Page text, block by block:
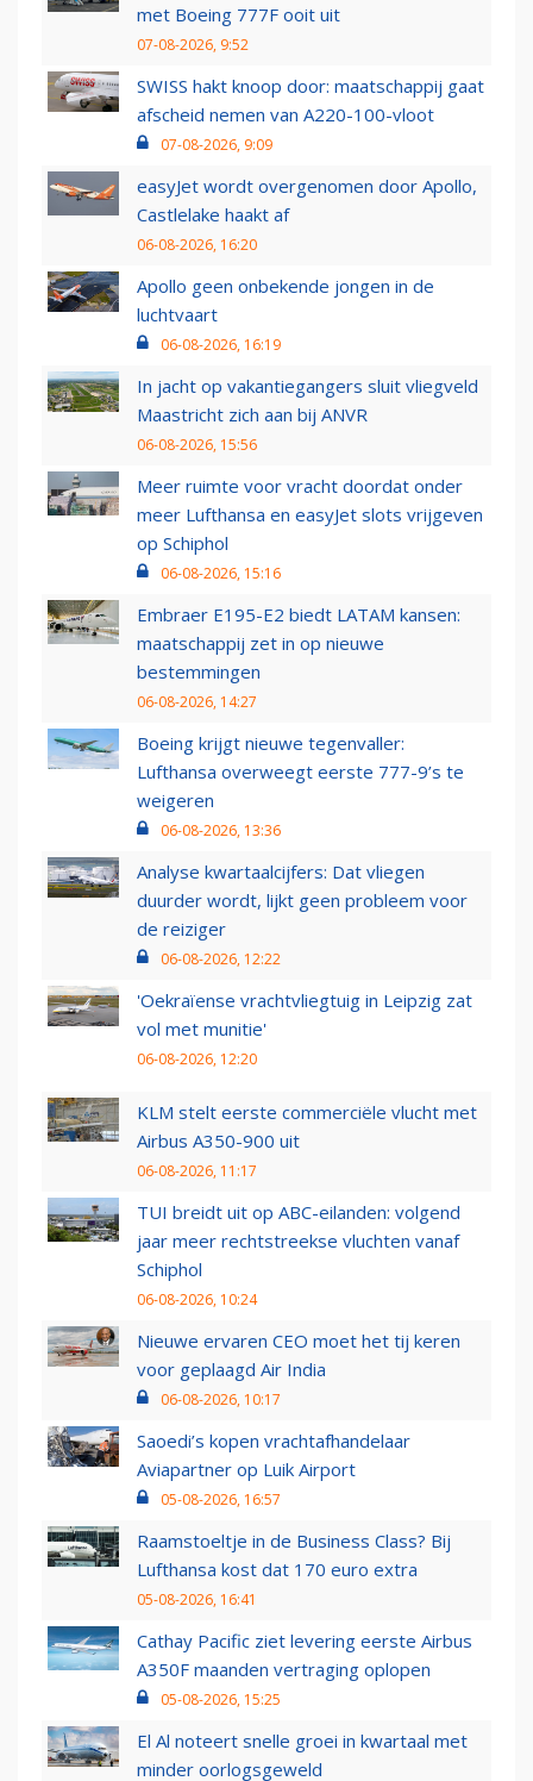
met Boeing 777F ooit uit
07-08-2026, 9:52
SWISS hakt knoop door: maatschappij gaat
afscheid nemen van A220-100-vloot
07-08-2026, 9:09
easyJet wordt overgenomen door Apollo,
Castlelake haakt af
06-08-2026, 16:20
Apollo geen onbekende jongen in de
luchtvaart
06-08-2026, 16:19
In jacht op vakantiegangers sluit vliegveld
Maastricht zich aan bij ANVR
06-08-2026, 15:56
Meer ruimte voor vracht doordat onder
meer Lufthansa en easyJet slots vrijgeven
op Schiphol
06-08-2026, 15:16
Embraer E195-E2 biedt LATAM kansen:
maatschappij zet in op nieuwe
bestemmingen
06-08-2026, 14:27
Boeing krijgt nieuwe tegenvaller:
Lufthansa overweegt eerste 777-9’s te
weigeren
06-08-2026, 13:36
Analyse kwartaalcijfers: Dat vliegen
duurder wordt, lijkt geen probleem voor
de reiziger
06-08-2026, 12:22
'Oekraïense vrachtvliegtuig in Leipzig zat
vol met munitie'
06-08-2026, 12:20
KLM stelt eerste commerciële vlucht met
Airbus A350-900 uit
06-08-2026, 11:17
TUI breidt uit op ABC-eilanden: volgend
jaar meer rechtstreekse vluchten vanaf
Schiphol
06-08-2026, 10:24
Nieuwe ervaren CEO moet het tij keren
voor geplaagd Air India
06-08-2026, 10:17
Saoedi’s kopen vrachtafhandelaar
Aviapartner op Luik Airport
05-08-2026, 16:57
Raamstoeltje in de Business Class? Bij
Lufthansa kost dat 170 euro extra
05-08-2026, 16:41
Cathay Pacific ziet levering eerste Airbus
A350F maanden vertraging oplopen
05-08-2026, 15:25
El Al noteert snelle groei in kwartaal met
minder oorlogsgeweld